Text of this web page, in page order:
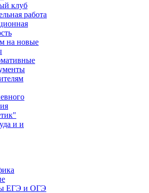
клуб
работа
на новые
и и
ЕГЭ и ОГЭ